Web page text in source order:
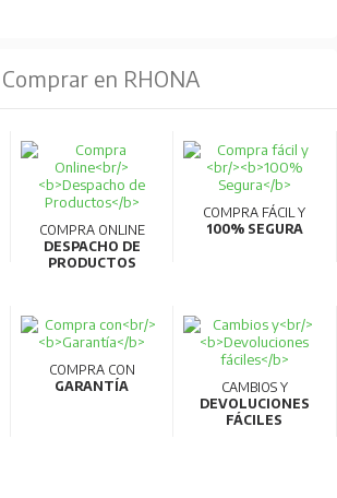
en RHONA
COMPRA ONLINE
DESPACHO DE
PRODUCTOS
COMPRA FÁCIL Y
100% SEGURA
COMPRA CON
GARANTÍA
CAMBIOS Y
DEVOLUCIONES
FÁCILES